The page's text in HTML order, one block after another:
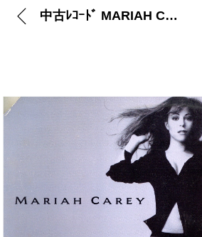
中古ﾚｺｰﾄﾞ MARIAH CAREY – FANTASY